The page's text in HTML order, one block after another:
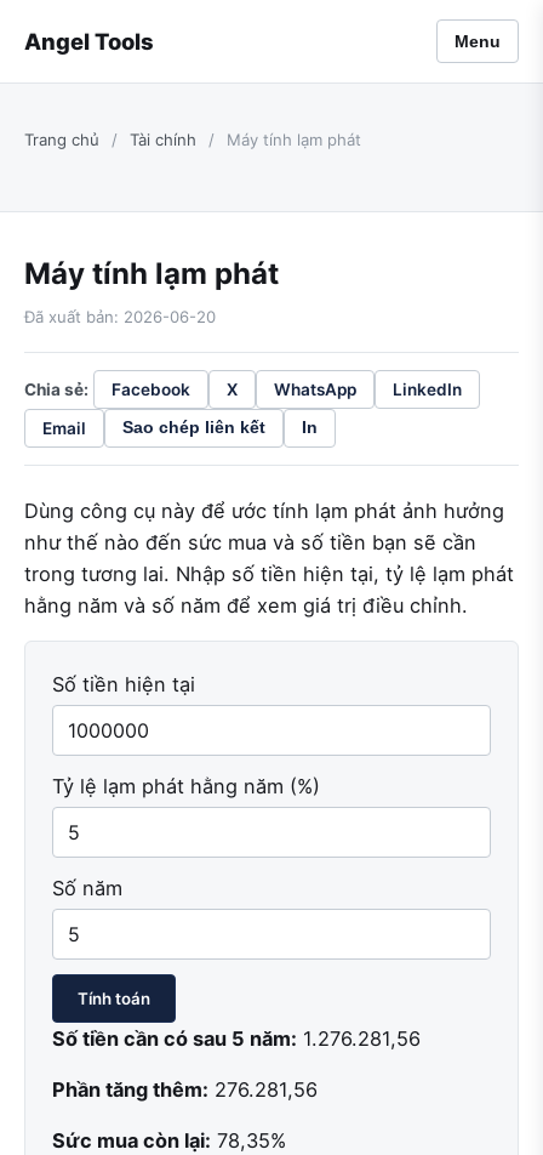
Angel Tools Menu
Trang chủ / Tài chính / Máy tính lạm phát
Máy tính lạm phát
Đã xuất bản: 2026-06-20
Chia sẻ: Facebook X WhatsApp
LinkedIn
Email
Sao chép liên kết In
Dùng công cụ này để ước tính lạm phát ảnh hưởng
như thế nào đến sức mua và số tiền bạn sẽ cần
trong tương lai. Nhập số tiền hiện tại, tỷ lệ lạm phát
hằng năm và số năm để xem giá trị điều chỉnh.
Số tiền hiện tại
Tỷ lệ lạm phát hằng năm (%)
Số năm
Tính toán
Số tiền cần có sau 5 năm: 1.276.281,56
Phần tăng thêm: 276.281,56
Sức mua còn lại: 78,35%